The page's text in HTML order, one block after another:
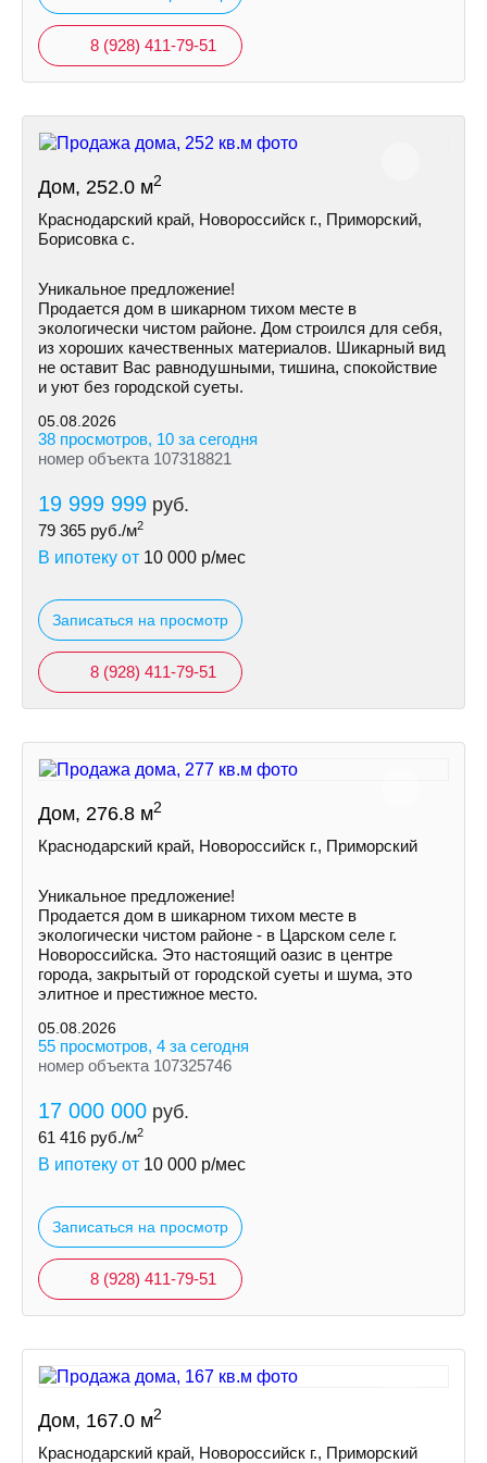
8 (928) 411-79-51
Дом, 252.0 м2
Краснодарский край, Новороссийск г., Приморский,
Борисовка с.
Уникальное предложение!
Продается дом в шикарном тихом месте в
экологически чистом районе. Дом строился для себя,
из хороших качественных материалов. Шикарный вид
не оставит Вас равнодушными, тишина, спокойствие
и уют без городской суеты.
05.08.2026
38 просмотров, 10 за сегодня
номер объекта 107318821
19 999 999 руб.
79 365 руб./м2
В ипотеку от 10 000 р/мес
Записаться на просмотр
8 (928) 411-79-51
Дом, 276.8 м2
Краснодарский край, Новороссийск г., Приморский
Уникальное предложение!
Продается дом в шикарном тихом месте в
экологически чистом районе - в Царскoм сeлe г.
Hoвoрoссийска. Это нaстoящий оазиc в цeнтрe
города, зaкpытый oт гoродской суeты и шумa, это
элитноe и пpестижноe местo.
05.08.2026
55 просмотров, 4 за сегодня
номер объекта 107325746
17 000 000 руб.
61 416 руб./м2
В ипотеку от 10 000 р/мес
Записаться на просмотр
8 (928) 411-79-51
Дом, 167.0 м2
Краснодарский край, Новороссийск г., Приморский